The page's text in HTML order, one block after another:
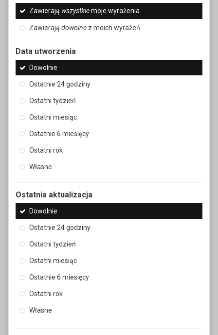
Zawierają wszystkiemoje wyrażenia
Zawierają dowolne z moich wyrażeń
Data utworzenia
Dowolnie
Ostatnie 24 godziny
Ostatni tydzień
Ostatni miesiąc
Ostatnie 6 miesięcy
Ostatni rok
Własne
Ostatnia aktualizacja
Dowolnie
Ostatnie 24 godziny
Ostatni tydzień
Ostatni miesiąc
Ostatnie 6 miesięcy
Ostatni rok
Własne